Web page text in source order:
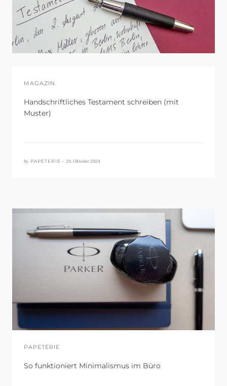
MAGAZIN
Handschriftliches Testament schreiben (mit
Muster)
by PAPETERIE • 29. Oktober 2024
PAPETERIE
So funktioniert Minimalismus im Büro